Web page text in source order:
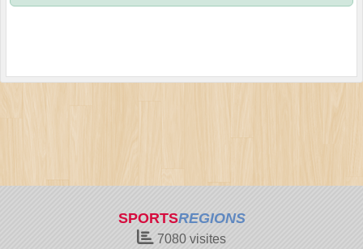
SPORTSREGIONS
7080 visites